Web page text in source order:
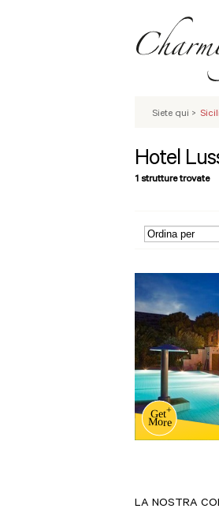
Siete qui >
Hotel
1 strutture trovate
LA NOSTRA